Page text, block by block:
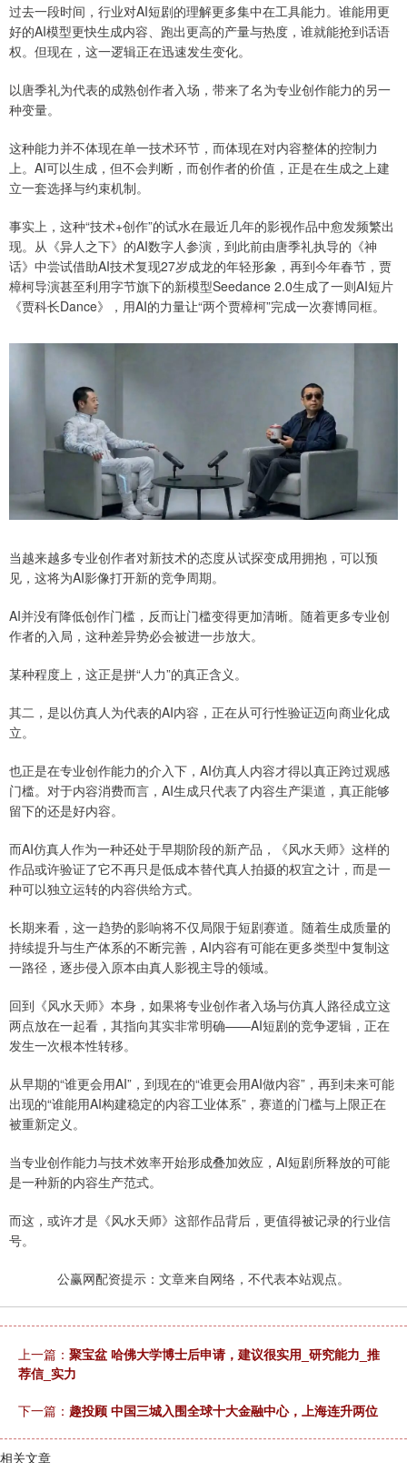
过去一段时间，行业对AI短剧的理解更多集中在工具能力。谁能用更
好的AI模型更快生成内容、跑出更高的产量与热度，谁就能抢到话语
权。但现在，这一逻辑正在迅速发生变化。
以唐季礼为代表的成熟创作者入场，带来了名为专业创作能力的另一
种变量。
这种能力并不体现在单一技术环节，而体现在对内容整体的控制力
上。AI可以生成，但不会判断，而创作者的价值，正是在生成之上建
立一套选择与约束机制。
事实上，这种“技术+创作”的试水在最近几年的影视作品中愈发频繁出
现。从《异人之下》的AI数字人参演，到此前由唐季礼执导的《神
话》中尝试借助AI技术复现27岁成龙的年轻形象，再到今年春节，贾
樟柯导演甚至利用字节旗下的新模型Seedance 2.0生成了一则AI短片
《贾科长Dance》，用AI的力量让“两个贾樟柯”完成一次赛博同框。
当越来越多专业创作者对新技术的态度从试探变成用拥抱，可以预
见，这将为AI影像打开新的竞争周期。
AI并没有降低创作门槛，反而让门槛变得更加清晰。随着更多专业创
作者的入局，这种差异势必会被进一步放大。
某种程度上，这正是拼“人力”的真正含义。
其二，是以仿真人为代表的AI内容，正在从可行性验证迈向商业化成
立。
也正是在专业创作能力的介入下，AI仿真人内容才得以真正跨过观感
门槛。对于内容消费而言，AI生成只代表了内容生产渠道，真正能够
留下的还是好内容。
而AI仿真人作为一种还处于早期阶段的新产品，《风水天师》这样的
作品或许验证了它不再只是低成本替代真人拍摄的权宜之计，而是一
种可以独立运转的内容供给方式。
长期来看，这一趋势的影响将不仅局限于短剧赛道。随着生成质量的
持续提升与生产体系的不断完善，AI内容有可能在更多类型中复制这
一路径，逐步侵入原本由真人影视主导的领域。
回到《风水天师》本身，如果将专业创作者入场与仿真人路径成立这
两点放在一起看，其指向其实非常明确——AI短剧的竞争逻辑，正在
发生一次根本性转移。
从早期的“谁更会用AI”，到现在的“谁更会用AI做内容”，再到未来可能
出现的“谁能用AI构建稳定的内容工业体系”，赛道的门槛与上限正在
被重新定义。
当专业创作能力与技术效率开始形成叠加效应，AI短剧所释放的可能
是一种新的内容生产范式。
而这，或许才是《风水天师》这部作品背后，更值得被记录的行业信
号。
公赢网配资提示：文章来自网络，不代表本站观点。
上一篇： 聚宝盆 哈佛大学博士后申请，建议很实用_研究能力_推
荐信_实力
下一篇： 趣投顾 中国三城入围全球十大金融中心，上海连升两位
相关文章